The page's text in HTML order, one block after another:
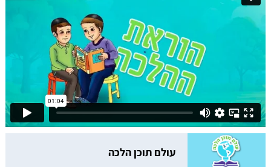
עולם תוכן הלכה